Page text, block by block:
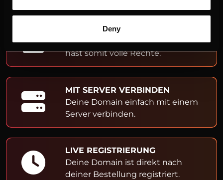
Deny
ADMIN- & OWNER-EINTRAG
Du bist Inhaber der Domain und
hast somit volle Rechte.
MIT SERVER VERBINDEN
Deine Domain einfach mit einem
Server verbinden.
LIVE REGISTRIERUNG
Deine Domain ist direkt nach
deiner Bestellung registriert.